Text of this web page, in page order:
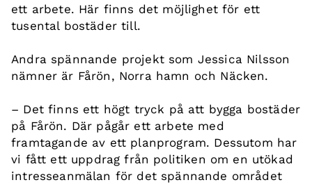
ett arbete. Här finns det möjlighet för ett
tusental bostäder till.
Andra spännande projekt som Jessica Nilsson
nämner är Fårön, Norra hamn och Näcken.
– Det finns ett högt tryck på att bygga bostäder
på Fårön. Där pågår ett arbete med
framtagande av ett planprogram. Dessutom har
vi fått ett uppdrag från politiken om en utökad
intresseanmälan för det spännande området